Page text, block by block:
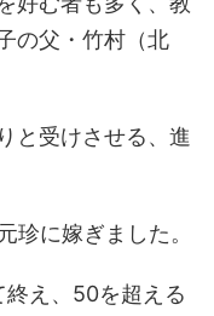
の父・竹村（北
と受けさせる、進
珍に嫁ぎました。
え、50を超える